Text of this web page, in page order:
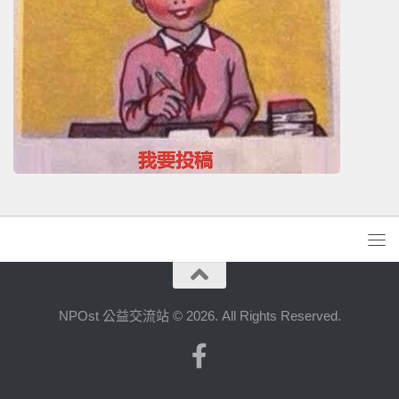
NPOst 公益交流站 © 2026. All Rights Reserved.